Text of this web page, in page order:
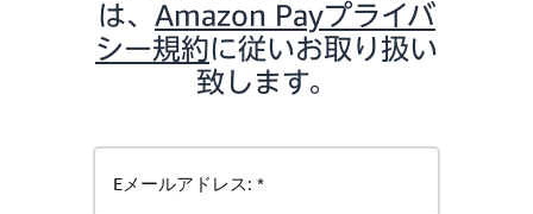
は、 Amazon Payプライバ
シー規約に従いお取り扱い
致します。